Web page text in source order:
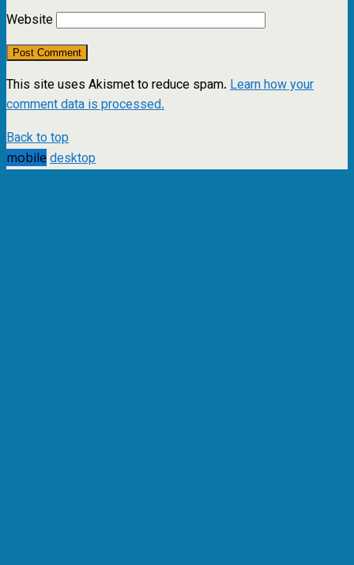
Website
This site uses Akismet to reduce spam. Learn how your
comment data is processed.
Back to top
mobile desktop